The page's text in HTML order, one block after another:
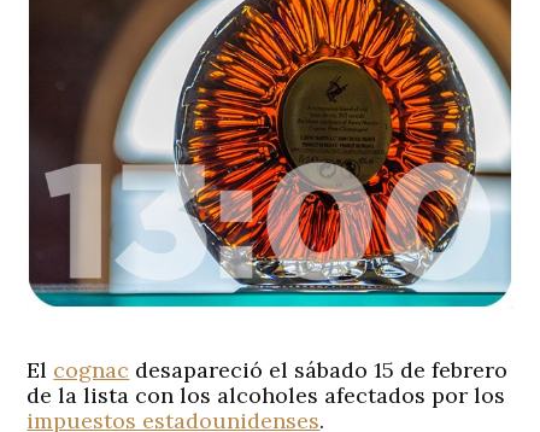
El cognac desapareció el sábado 15 de febrero
de la lista con los alcoholes afectados por los
impuestos estadounidenses.